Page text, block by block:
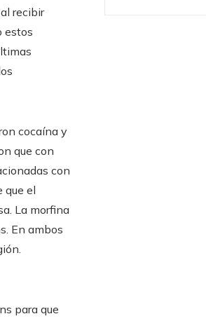
recibir
estos
cocaína y
que con
con
que el
La morfina
En ambos
para que